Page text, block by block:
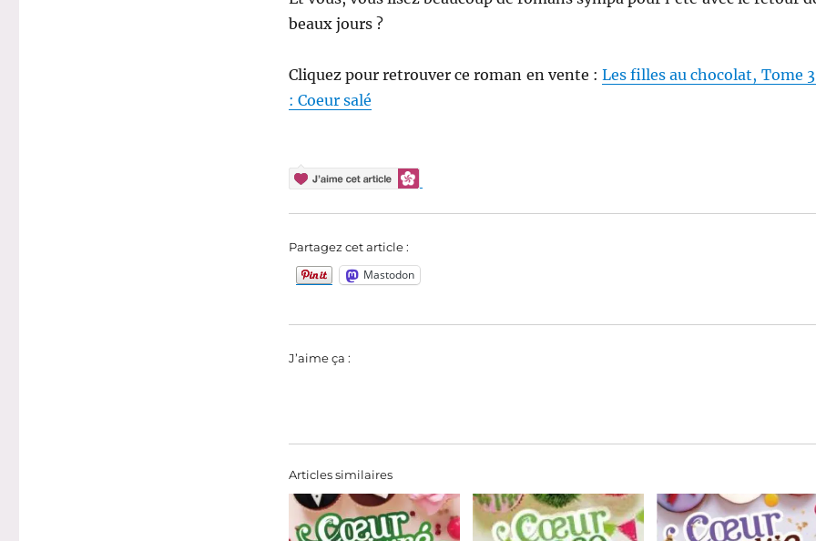
beaux jours ?
Cliquez pour retrouver ce roman en vente :Les filles au chocolat, Tome
: Coeur salé
Partagez cet article :
Mastodon
J’aime ça :
Articles similaires